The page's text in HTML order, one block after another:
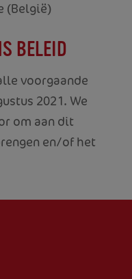
(België)
BELEID
voorgaande
2021. We
om aan dit
en/of het